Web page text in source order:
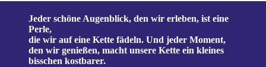
Jeder schöne Augenblick, den wir erleben, ist eine
Perle,
die wir auf eine Kette fädeln. Und jeder Moment,
den wir genießen, macht unsere Kette ein kleines
bisschen kostbarer.